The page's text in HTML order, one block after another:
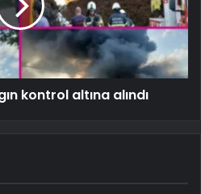
kontrol altına alındı